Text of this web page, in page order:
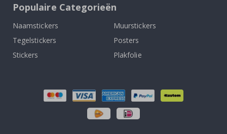
Populaire Categorieën
Naamstickers
Muurstickers
Tegelstickers
Posters
Stickers
Plakfolie